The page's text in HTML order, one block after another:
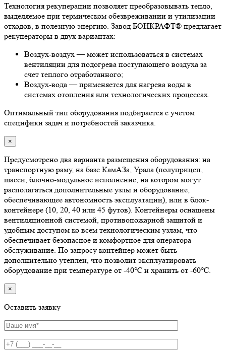
Технология рекуперации позволяет преобразовывать тепло,
выделяемое при термическом обезвреживании и утилизации
отходов, в полезную энергию. Завод БОНКРАФТ® предлагает
рекуператоры в двух вариантах:
Воздух-воздух — может использоваться в системах
вентиляции для подогрева поступающего воздуха за
счет теплого отработанного;
Воздух-вода — применяется для нагрева воды в
системах отопления или технологических процессах.
Оптимальный тип оборудования подбирается с учетом
специфики задач и потребностей заказчика.
×
Предусмотрено два варианта размещения оборудования: на
транспортную раму, на базе КамАЗа, Урала (полуприцеп,
шасси, блочно-модульное исполнение, на котором могут
располагаться дополнительные узлы и оборудование,
обеспечивающее автономность эксплуатации), или в блок-
контейнере (10, 20, 40 или 45 футов). Контейнеры оснащены
вентиляционной системой, противопожарной защитой и
удобным доступом ко всем технологическим узлам, что
обеспечивает безопасное и комфортное для оператора
обслуживание. По запросу контейнер может быть
дополнительно утеплен, что позволит эксплуатировать
оборудование при температуре от -40℃ и хранить от -60℃.
×
Оставить заявку